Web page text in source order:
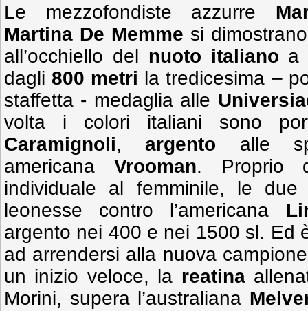
Le mezzofondiste azzurre
Martina De Memme si
all’occhiello del nuoto italiano a
dagli 800 metri la tredicesima –
staffetta - medaglia alle
volta i colori italiani sono
Caramignoli,argento alle
americana Vrooman. Proprio
individuale al femminile, le due
leonesse contro l’americana
argento nei 400 e nei 1500 sl. Ed
ad arrendersi alla nuova
un inizio veloce, la reatina
Morini, supera l’australiana